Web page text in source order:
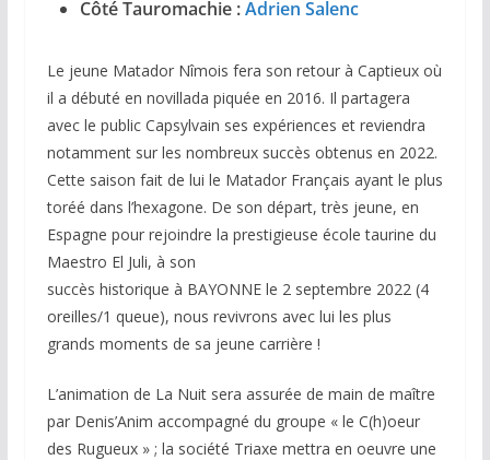
Côté Tauromachie :Adrien Salenc
Le jeune Matador Nîmois fera son retour à Captieux où
il a débuté en novillada piquée en 2016. Il partagera
avec le public Capsylvain ses expériences et reviendra
notamment sur les nombreux succès obtenus en 2022.
Cette saison fait de lui le Matador Français ayant le plus
toréé dans l’hexagone. De son départ, très jeune, en
Espagne pour rejoindre la prestigieuse école taurine du
Maestro El Juli, à son
succès historique à BAYONNE le 2 septembre 2022 (4
oreilles/1 queue), nous revivrons avec lui les plus
grands moments de sa jeune carrière !
L’animation de La Nuit sera assurée de main de maître
par Denis’Anim accompagné du groupe « le C(h)oeur
des Rugueux » ; la société Triaxe mettra en oeuvre une